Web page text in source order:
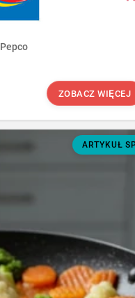
Pepco
ZOBACZ WIĘCEJ
ARTYKUŁ